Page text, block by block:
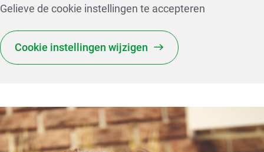
Gelieve de cookie instellingen te accepteren
Cookie instellingen wijzigen